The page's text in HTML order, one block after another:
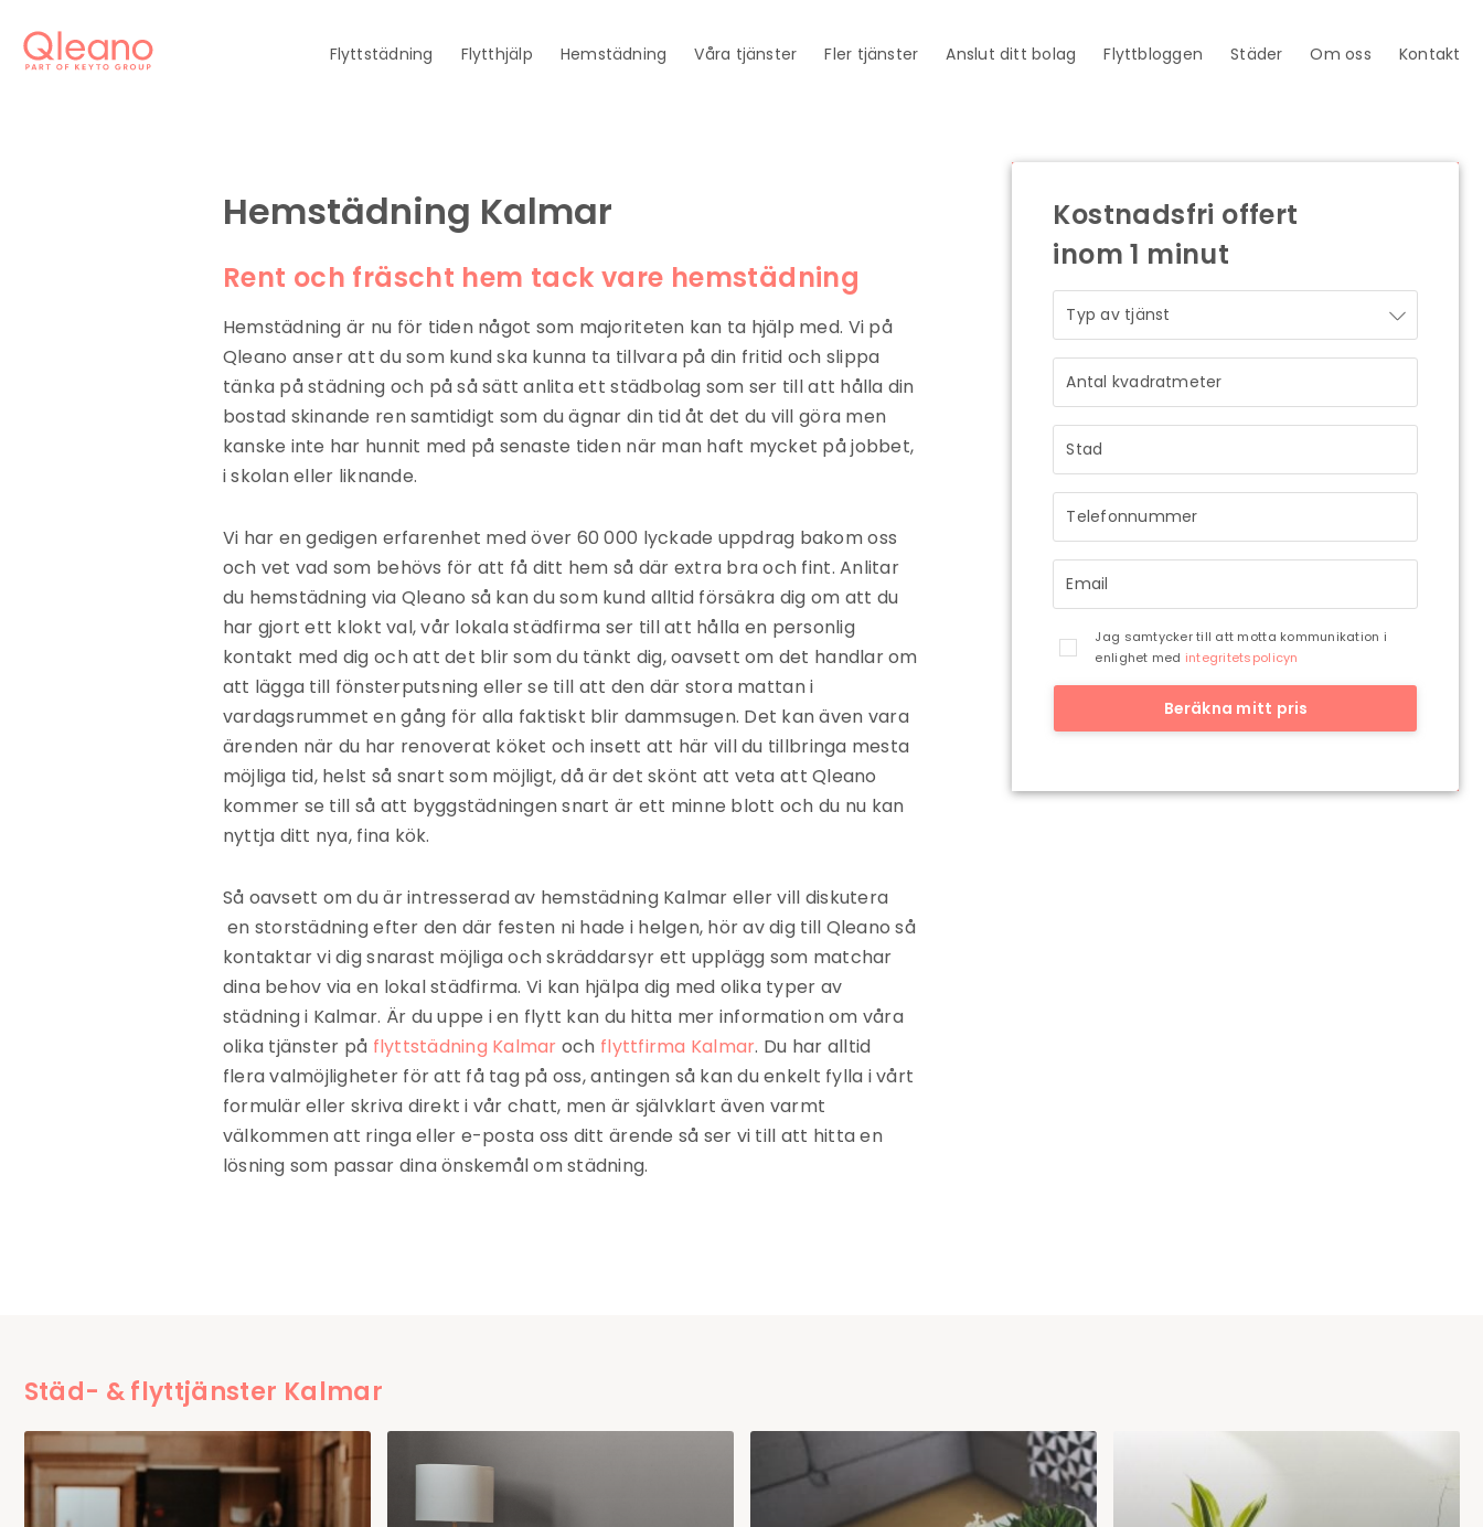
Flyttstädning Flytthjälp Hemstädning Våra tjänster Fler tjänster Anslut ditt bolag Flyttbloggen Städer Om oss Kontakt
Hemstädning Kalmar
Rent och fräscht hem tack vare hemstädning
Hemstädning är nu för tiden något som majoriteten kan ta hjälp med. Vi på
Qleano anser att du som kund ska kunna ta tillvara på din fritid och slippa
tänka på städning och på så sätt anlita ett städbolag som ser till att hålla din
bostad skinande ren samtidigt som du ägnar din tid åt det du vill göra men
kanske inte har hunnit med på senaste tiden när man haft mycket på jobbet,
i skolan eller liknande.
Vi har en gedigen erfarenhet med över 60 000 lyckade uppdrag bakom oss
och vet vad som behövs för att få ditt hem så där extra bra och fint. Anlitar
du hemstädning via Qleano så kan du som kund alltid försäkra dig om att du
har gjort ett klokt val, vår lokala städfirma ser till att hålla en personlig
kontakt med dig och att det blir som du tänkt dig, oavsett om det handlar om
att lägga till fönsterputsning eller se till att den där stora mattan i
vardagsrummet en gång för alla faktiskt blir dammsugen. Det kan även vara
ärenden när du har renoverat köket och insett att här vill du tillbringa mesta
möjliga tid, helst så snart som möjligt, då är det skönt att veta att Qleano
kommer se till så att byggstädningen snart är ett minne blott och du nu kan
nyttja ditt nya, fina kök.
Så oavsett om du är intresserad av hemstädning Kalmar eller vill diskutera
en storstädning efter den där festen ni hade i helgen, hör av dig till Qleano så
kontaktar vi dig snarast möjliga och skräddarsyr ett upplägg som matchar
dina behov via en lokal städfirma. Vi kan hjälpa dig med olika typer av
städning i Kalmar. Är du uppe i en flytt kan du hitta mer information om våra
olika tjänster på flyttstädning Kalmar och flyttfirma Kalmar. Du har alltid
flera valmöjligheter för att få tag på oss, antingen så kan du enkelt fylla i vårt
formulär eller skriva direkt i vår chatt, men är självklart även varmt
välkommen att ringa eller e-posta oss ditt ärende så ser vi till att hitta en
lösning som passar dina önskemål om städning.
Ditt meddelande är mottaget och vi
Kostnadsfri offert
inom 1 minut
Jag samtycker till att motta kommunikation i
enlighet med integritetspolicyn
Beräkna mitt pris
Städ- & flyttjänster Kalmar